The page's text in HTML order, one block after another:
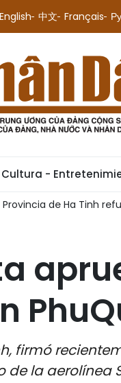
English 中文 Français
Cultura -
Provincia de Ha Tinh
firmó
la aerolínea